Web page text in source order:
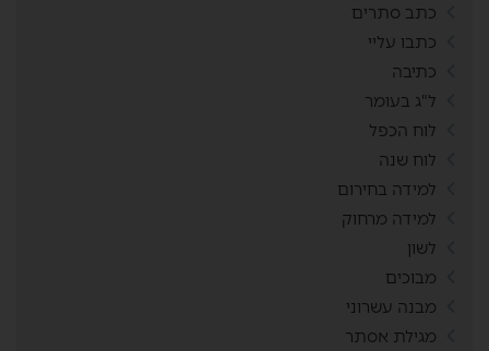
כתב סתרים
כתבו עליי
כתיבה
ל"ג בעומר
לוח הכפל
לוח שנה
למידה בחירום
למידה מרחוק
לשון
מבוכים
מבנה עשרוני
מגילת אסתר